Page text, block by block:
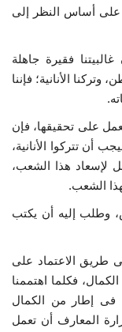
على أساس النظر إلى
فقيرة جاهلة
الأنانية؛ فإننا
على تحقيقها، فإن
أن تتركوا الأنانية،
لإسعاد هذا الشعب،
الشعب.
وطلب إليه أن يكتب
طريق الاعتماد على
فكلما اهتممنا
فى إطار من الكمال
المعارف أن تعمل